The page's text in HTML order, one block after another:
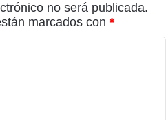
no será publicada.
marcados con *